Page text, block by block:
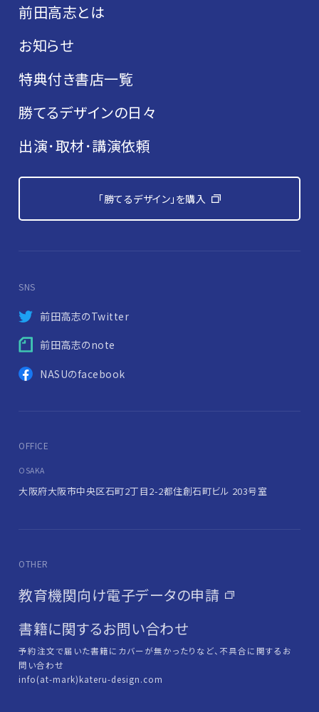
前田高志とは
お知らせ
特典付き書店一覧
勝てるデザインの日々
出演･取材･講演依頼
「勝てるデザイン」を購入
SNS
前田高志のTwitter
前田高志のnote
NASUのfacebook
OFFICE
OSAKA
大阪府大阪市中央区石町2丁目2-2都住創石町ビル 203号室
OTHER
教育機関向け電子データの申請
書籍に関するお問い合わせ
予約注文で届いた書籍にカバーが無かったりなど、不具合に関するお
問い合わせ
info(at-mark)kateru-design.com